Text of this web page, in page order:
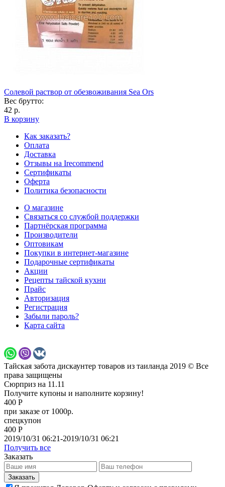
Солевой раствор от обезвоживания Sea Ors
Вес брутто:
42 р.
В корзину
Как заказать?
Оплата
Доставка
Отзывы на Irecommend
Сертификаты
Оферта
Политика безопасности
О магазине
Связаться со службой поддержки
Партнёрская программа
Производители
Оптовикам
Покупки в интернет-магазине
Подарочные сертификаты
Акции
Рецепты тайской кухни
Прайс
Авторизация
Регистрация
Забыли пароль?
Карта сайта
Тайская забота дискаунтер товаров из таиланда 2019 © Все
права защищены
Сюрприз на 11.11
Получите купоны и наполните корзину!
400 Р
при заказе от 1000р.
спецкупон
400 Р
2019/10/31 06:21-2019/10/31 06:21
Получить все
Заказать